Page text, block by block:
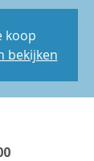
koop
bekijken